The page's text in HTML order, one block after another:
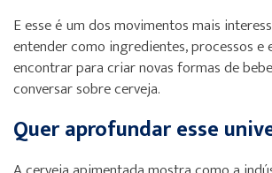
E esse é um dos movimentos mais
entender como ingredientes, processos e
encontrar para criar novas formas de
conversar sobre cerveja.
Quer aprofundar esse